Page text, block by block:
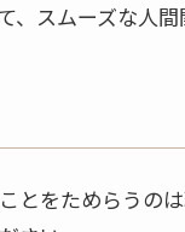
スムーズな人間
をためらうのは